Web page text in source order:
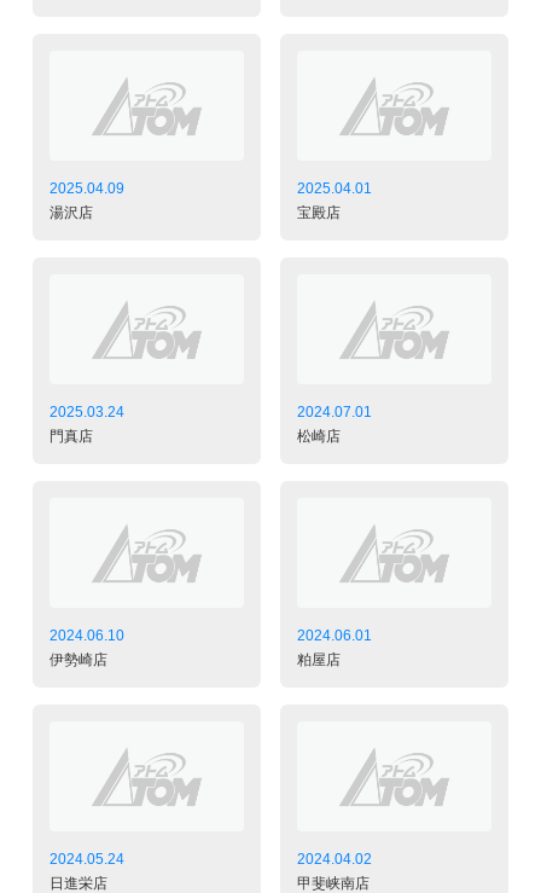
2025.04.09
湯沢店
2025.04.01
宝殿店
2025.03.24
門真店
2024.07.01
松崎店
2024.06.10
伊勢崎店
2024.06.01
粕屋店
2024.05.24
日進栄店
2024.04.02
甲斐峡南店